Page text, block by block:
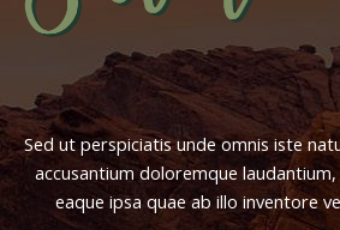
Sed ut perspiciatis unde omnis iste
accusantium doloremque
eaque ipsa quae ab illo inventore